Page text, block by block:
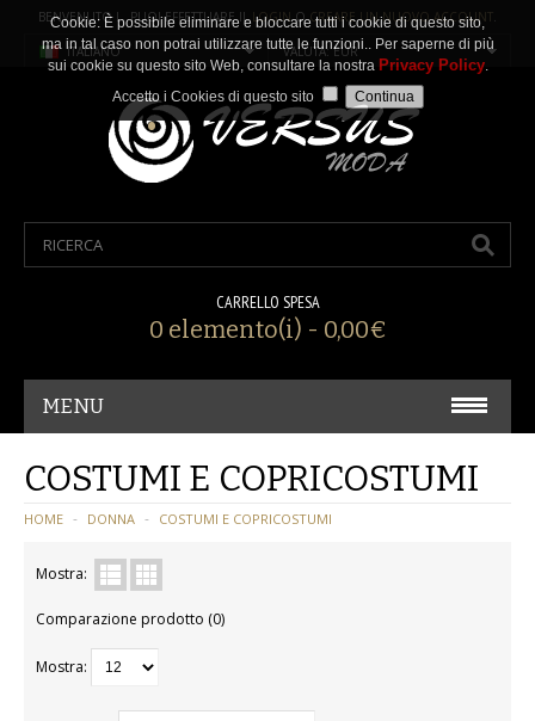
BENVENUTO ! PUOI EFFETTUARE ILLOGINOCREARE UN NUOVO ACCOUNT .
ITALIANO VALUTA: EUR
CARRELLO SPESA
0 elemento(i) - 0,00€
MENU
CARNEVALE/ COSPLAY
ACCESSORI
BAMBINA
BAMBINO
DONNA
COSTUMI E COPRICOSTUMI
HOME DONNA COSTUMI E COPRICOSTUMI
Mostra:
Comparazione prodotto (0)
Mostra:
Cookie: È possibile eliminare e bloccare tutti i cookie di questo sito,
ma in tal caso non potrai utilizzare tutte le funzioni.. Per saperne di più
sui cookie su questo sito Web, consultare la nostra Privacy Policy.
Accetto i Cookies di questo sito